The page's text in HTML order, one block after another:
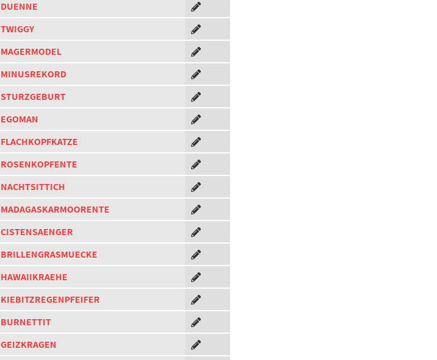
DUENNE
TWIGGY
MAGERMODEL
MINUSREKORD
STURZGEBURT
EGOMAN
FLACHKOPFKATZE
ROSENKOPFENTE
NACHTSITTICH
MADAGASKARMOORENTE
CISTENSAENGER
BRILLENGRASMUECKE
HAWAIIKRAEHE
KIEBITZREGENPFEIFER
BURNETTIT
GEIZKRAGEN